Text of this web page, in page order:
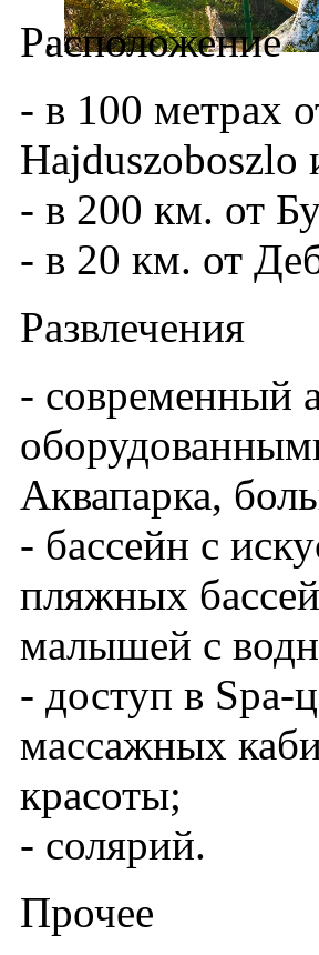
Расположение
- в 100 метрах
Hajduszoboszlo
- в 200 км. от
- в 20 км. от
Развлечения
- современный
Аквапарка,
- бассейн с
пляжных
малышей с
- доступ в Spa-
массажных
красоты;
- солярий.
Прочее